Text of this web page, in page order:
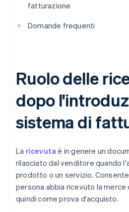
fatturazione
Domande frequenti
Ruolo delle
dopo
sistema di
La ricevuta è in genere un
rilasciato dal venditore quando
prodotto o un servizio.
persona abbia ricevuto la merce
quindi come prova d'acquisto.